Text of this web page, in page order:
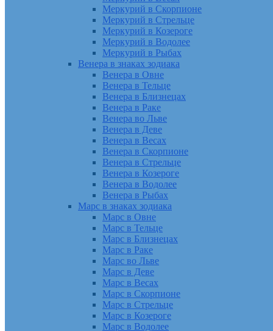
Меркурий в Скорпионе
Меркурий в Стрельце
Меркурий в Козероге
Меркурий в Водолее
Меркурий в Рыбах
Венера в знаках зодиака
Венера в Овне
Венера в Тельце
Венера в Близнецах
Венера в Раке
Венера во Льве
Венера в Деве
Венера в Весах
Венера в Скорпионе
Венера в Стрельце
Венера в Козероге
Венера в Водолее
Венера в Рыбах
Марс в знаках зодиака
Марс в Овне
Марс в Тельце
Марс в Близнецах
Марс в Раке
Марс во Льве
Марс в Деве
Марс в Весах
Марс в Скорпионе
Марс в Стрельце
Марс в Козероге
Марс в Водолее